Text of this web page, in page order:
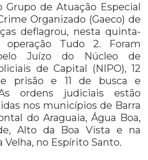
Grupo de Atuação Especial
Organizado (Gaeco) de
deflagrou, nesta quinta-
Tudo 2. Foram
Juízo do Núcleo de
de Capital (NIPO), 12
prisão e 11 de busca e
ordens judiciais estão
nos municípios de Barra
do Araguaia, Água Boa,
Alto da Boa Vista e na
Velha, no Espírito Santo.